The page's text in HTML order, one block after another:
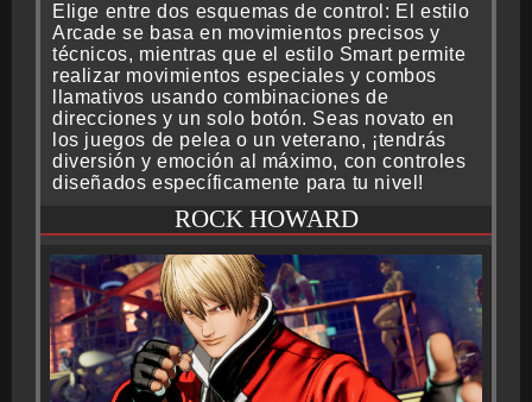
Elige entre dos esquemas de control: El estilo
Arcade se basa en movimientos precisos y
técnicos, mientras que el estilo Smart permite
realizar movimientos especiales y combos
llamativos usando combinaciones de
direcciones y un solo botón. Seas novato en
los juegos de pelea o un veterano, ¡tendrás
diversión y emoción al máximo, con controles
diseñados específicamente para tu nivel!
ROCK HOWARD